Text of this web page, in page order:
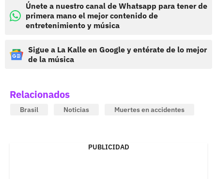
Únete a nuestro canal de Whatsapp para tener de
primera mano el mejor contenido de
entretenimiento y música
Sigue a La Kalle en Google y entérate de lo mejor
de la música
Relacionados
Brasil Noticias Muertes en accidentes
PUBLICIDAD